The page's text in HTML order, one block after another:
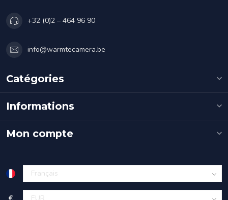
+32 (0)2 – 464 96 90
info@warmtecamera.be
Catégories
Informations
Mon compte